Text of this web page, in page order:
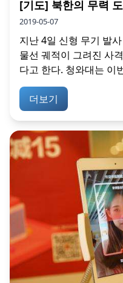
[기도] 북한의 무력
2019-05-07
지난 4일 신형 무기 발
물선 궤적이 그려진 사
다고 한다. 청와대는 이
더보기